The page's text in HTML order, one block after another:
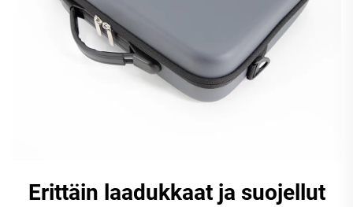
Erittäin laadukkaat ja suojellut